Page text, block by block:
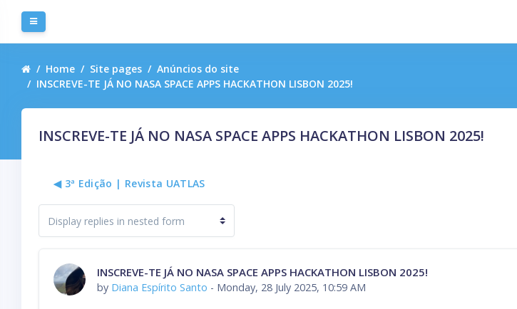
Skip to main content
Home Site pages
Anúncios do site
INSCREVE-TE JÁ NO NASA SPACE APPS HACKATHON LISBON 2025!
INSCREVE-TE JÁ NO NASA SPACE APPS HACKATHON LISBON 2025!
◀︎ 3ª Edição | Revista UATLAS
INSCREVE-TE JÁ NO NASA SPACE APPS HACKATHON LISBON 2025!
by Diana Espírito Santo - Monday, 28 July 2025, 10:59 AM
Number of replies: 0